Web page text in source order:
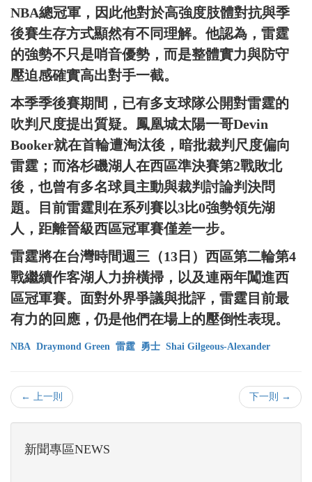
NBA總冠軍，因此他對於高強度肢體對抗與季
後賽生存方式顯然有不同理解。他認為，雷霆
的強勢不只是哨音優勢，而是整體實力與防守
壓迫感確實高出對手一截。
本季季後賽期間，已有多支球隊公開對雷霆的
吹判尺度提出質疑。鳳凰城太陽一哥Devin
Booker就在首輪遭淘汰後，暗批裁判尺度偏向
雷霆；而洛杉磯湖人在西區準決賽第2戰敗北
後，也曾有多名球員主動與裁判討論判決問
題。目前雷霆則在系列賽以3比0強勢領先湖
人，距離晉級西區冠軍賽僅差一步。
雷霆將在台灣時間週三（13日）西區第二輪第4
戰繼續作客湖人力拚橫掃，以及連兩年闖進西
區冠軍賽。面對外界爭議與批評，雷霆目前最
有力的回應，仍是他們在場上的壓倒性表現。
NBA Draymond Green 雷霆 勇士 Shai Gilgeous-Alexander
← 上一則 下一則 →
新聞專區NEWS